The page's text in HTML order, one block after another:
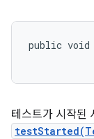
public
테스트가 시작된